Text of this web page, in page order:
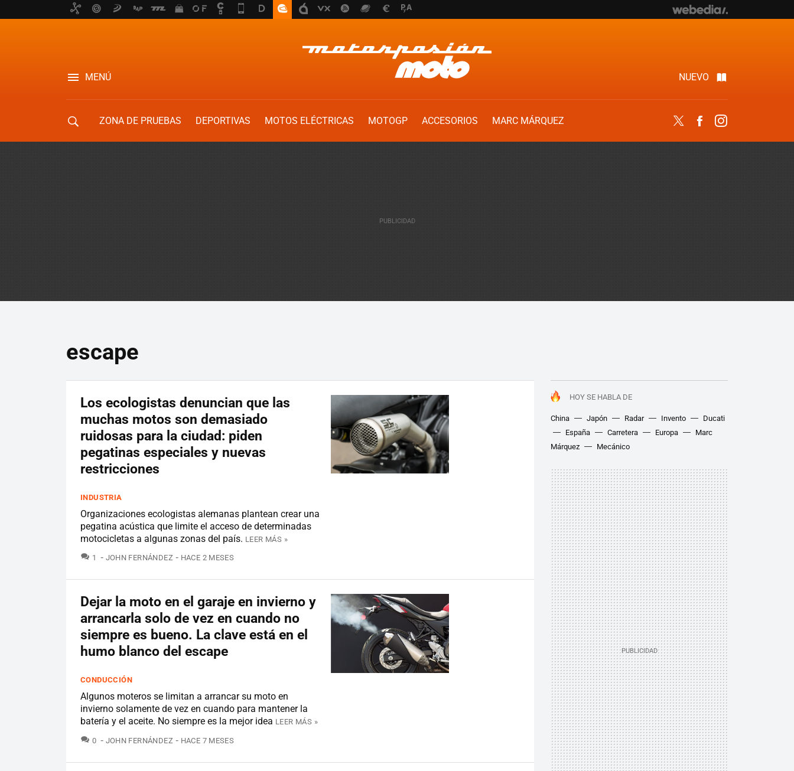
MENÚ NUEVO
ZONA DE PRUEBAS DEPORTIVAS MOTOS ELÉCTRICAS MOTOGP ACCESORIOS
MARC MÁRQUEZ
Twitter Facebook
escape
HOY SE HABLA DE
China Japón Radar Invento
Ducati
España
Carretera Europa
Marc
Márquez
Mecánico
Los ecologistas denuncian que las
muchas motos son demasiado
ruidosas para la ciudad: piden
pegatinas especiales y nuevas
restricciones
INDUSTRIA
Organizaciones ecologistas alemanas plantean crear una
pegatina acústica que limite el acceso de determinadas
motocicletas a algunas zonas del país. LEER MÁS »
1 COMENTARIOS
JOHN FERNÁNDEZ HACE 2 MESES
Dejar la moto en el garaje en invierno y
arrancarla solo de vez en cuando no
siempre es bueno. La clave está en el
humo blanco del escape
CONDUCCIÓN
Algunos moteros se limitan a arrancar su moto en
invierno solamente de vez en cuando para mantener la
batería y el aceite. No siempre es la mejor idea LEER MÁS »
0 COMENTARIOS
JOHN FERNÁNDEZ HACE 7 MESES